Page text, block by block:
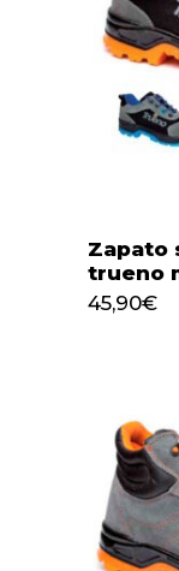
Zapato
trueno
45,90€